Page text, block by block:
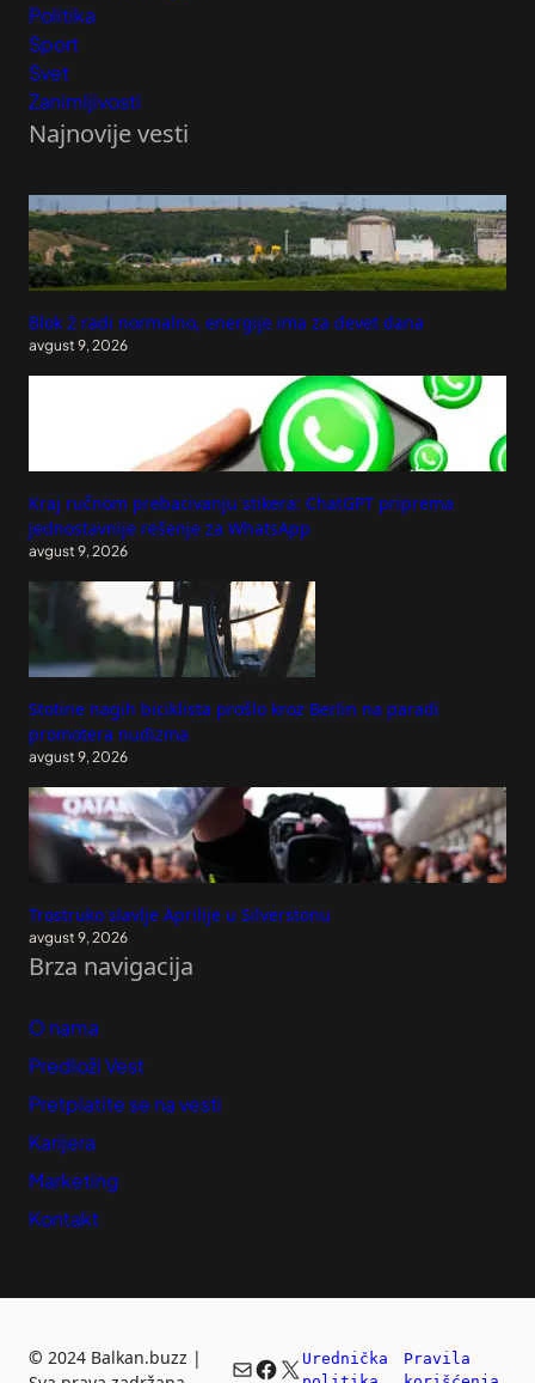
Politika
Sport
Svet
Zanimljivosti
Najnovije vesti
Blok 2 radi normalno, energije ima za devet dana
avgust 9, 2026
Kraj ručnom prebacivanju stikera: ChatGPT priprema
jednostavnije rešenje za WhatsApp
avgust 9, 2026
Stotine nagih biciklista prošlo kroz Berlin na paradi
promotera nudizma
avgust 9, 2026
Trostruko slavlje Aprilije u Silverstonu
avgust 9, 2026
Brza navigacija
O nama
Predloži Vest
Pretplatite se na vesti
Karijera
Marketing
Kontakt
© 2024 Balkan.buzz |
Mail
Facebook
X Urednička
Pravila